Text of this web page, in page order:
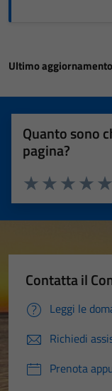
Ultimo
Quanto sono
pagina?
Valuta
Valuta 3
Valuta 2 stelle
Valuta 1 stelle su
Contatta il
Leggi le
Richiedi
Prenota